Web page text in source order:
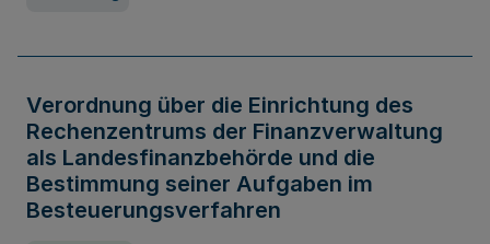
Verordnung über die Einrichtung des
Rechenzentrums der Finanzverwaltung
als Landesfinanzbehörde und die
Bestimmung seiner Aufgaben im
Besteuerungsverfahren